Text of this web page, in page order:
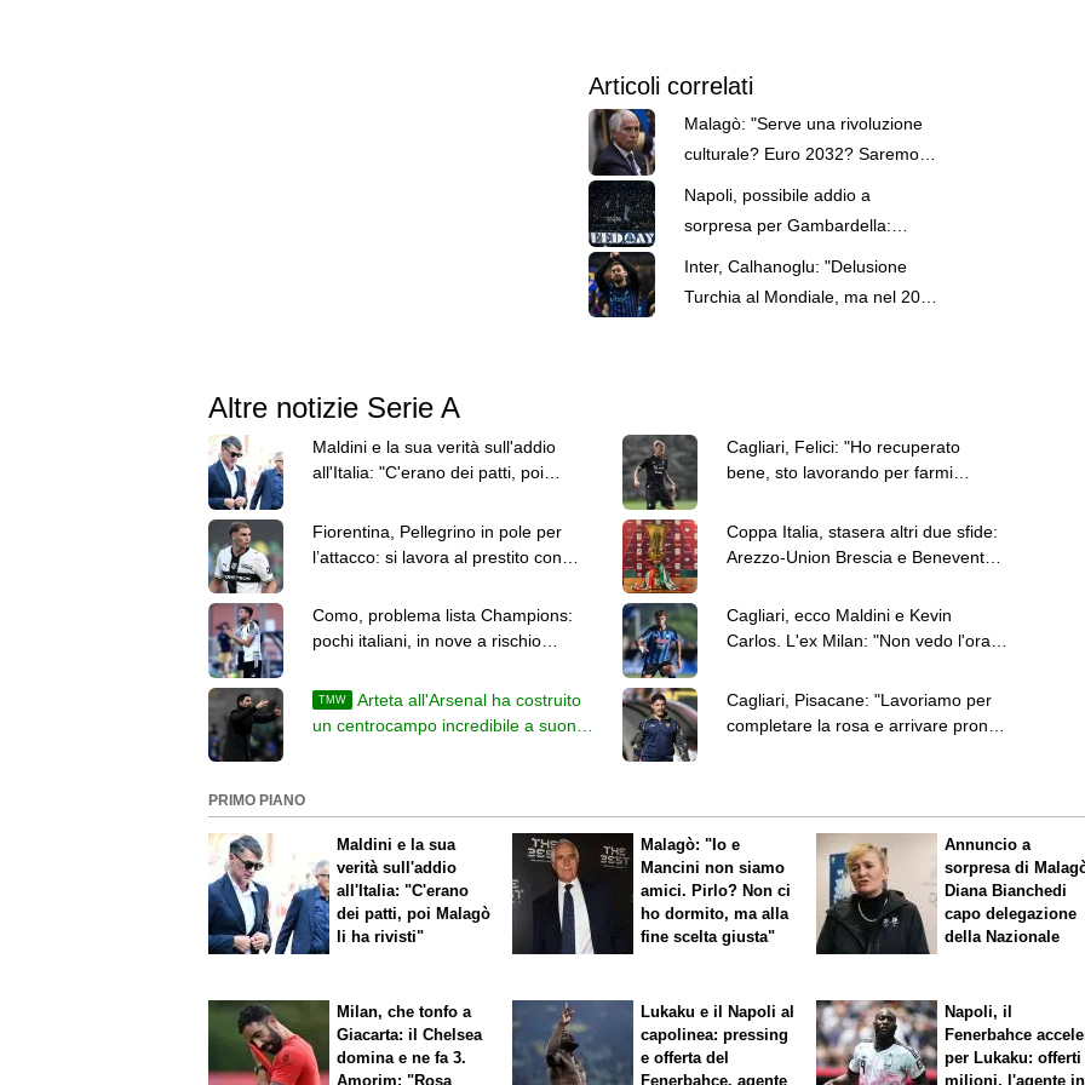
Articoli correlati
Malagò: "Serve una rivoluzione
culturale? Euro 2032? Saremo
pronti"
Napoli, possibile addio a
sorpresa per Gambardella:
Inter, Calhanoglu: "Delusione
Turchia al Mondiale, ma nel 2030
Altre notizie Serie A
Maldini e la sua verità sull'addio
all'Italia: "C'erano dei patti, poi
Cagliari, Felici: "Ho recuperato
bene, sto lavorando per farmi
Fiorentina, Pellegrino in pole per
l’attacco: si lavora al prestito con
Coppa Italia, stasera altri due sfide:
Arezzo-Union Brescia e Benevento-
Como, problema lista Champions:
pochi italiani, in nove a rischio
Cagliari, ecco Maldini e Kevin
Carlos. L'ex Milan: "Non vedo l'ora
TMW
Arteta all'Arsenal ha costruito
un centrocampo incredibile a suon
Cagliari, Pisacane: "Lavoriamo per
completare la rosa e arrivare pronti
PRIMO PIANO
Maldini e la sua
verità sull'addio
all'Italia: "C'erano
dei patti, poi Malagò
li ha rivisti"
Malagò: "Io e
Mancini non siamo
amici. Pirlo? Non ci
ho dormito, ma alla
fine scelta giusta"
Annuncio a
sorpresa di
Diana Bianchedi
capo delegazione
della Nazionale
Milan, che tonfo a
Giacarta: il Chelsea
domina e ne fa 3.
Amorim: "Rosa
Lukaku e il Napoli al
capolinea: pressing
e offerta del
Fenerbahce, agente
Napoli, il
Fenerbahce
per Lukaku: offerti
milioni, l'agente in